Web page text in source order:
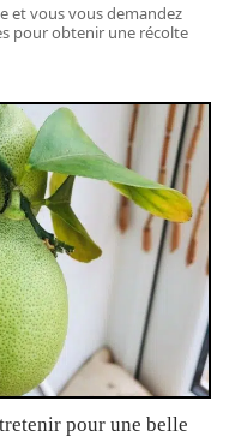
et vous vous demandez
pour obtenir une récolte
pour une belle